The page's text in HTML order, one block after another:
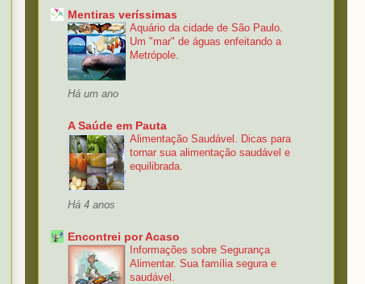
Mentiras veríssimas
Aquário da cidade de São Paulo.
Um "mar" de águas enfeitando a
Metrópole.
Há um ano
A Saúde em Pauta
Alimentação Saudável. Dicas para
tornar sua alimentação saudável e
equilibrada.
Há 4 anos
Encontrei por Acaso
Informações sobre Segurança
Alimentar. Sua família segura e
saudável.